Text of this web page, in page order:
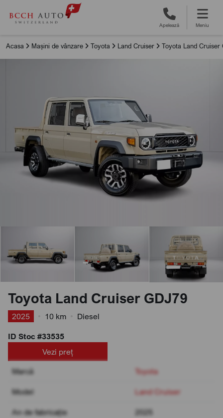
Apelează Meniu
Acasa Mașini de vânzare Toyota Land Cruiser Toyota Land Cruiser
Toyota Land Cruiser GDJ79
2025 10 km
Diesel
ID Stoc #33535
Vezi preț
Marcă
Toyota
Model Land Cruiser
An de fabricație 2025